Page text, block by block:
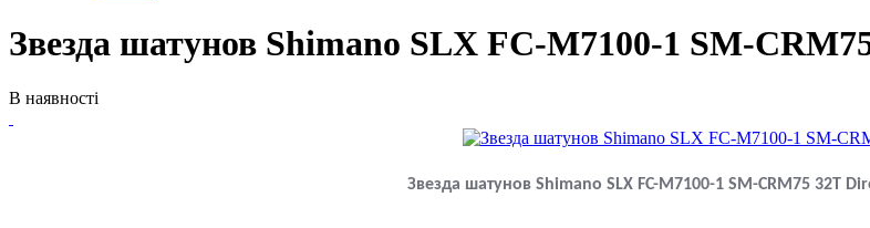
Звезда шатунов Shimano SLX FC-M7100-1 SM-
В наявності
Звезда шатунов Shimano SLX FC-M7100-1 SM-CRM75 32T